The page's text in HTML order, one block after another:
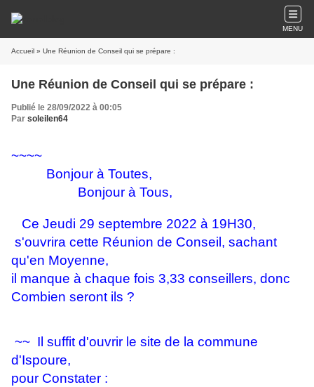
MENU
Accueil » Une Réunion de Conseil qui se prépare :
Une Réunion de Conseil qui se prépare :
Publié le 28/09/2022 à 00:05
Par soleilen64
~~~~
Bonjour à Toutes,
Bonjour à Tous,
Ce Jeudi 29 septembre 2022 à 19H30,
s'ouvrira cette Réunion de Conseil, sachant
qu'en Moyenne,
il manque à chaque fois 3,33 conseillers, donc
Combien seront ils ?
~~ Il suffit d'ouvrir le site de la commune
d'Ispoure,
pour Constater :